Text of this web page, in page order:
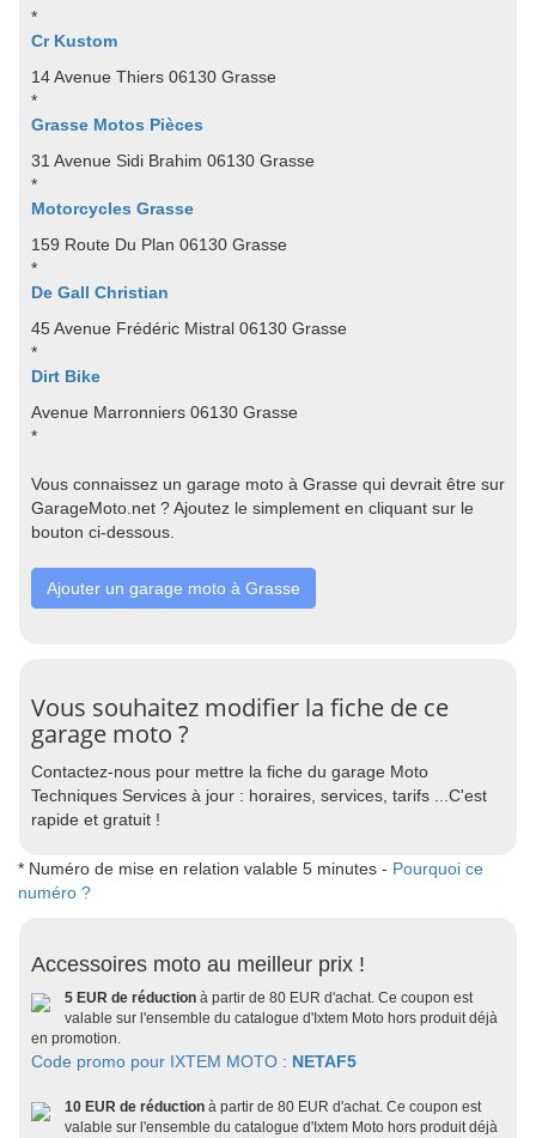
*
Cr Kustom
14 Avenue Thiers 06130 Grasse
*
Grasse Motos Pièces
31 Avenue Sidi Brahim 06130 Grasse
*
Motorcycles Grasse
159 Route Du Plan 06130 Grasse
*
De Gall Christian
45 Avenue Frédéric Mistral 06130 Grasse
*
Dirt Bike
Avenue Marronniers 06130 Grasse
*
Vous connaissez un garage moto à Grasse qui devrait être sur
GarageMoto.net ? Ajoutez le simplement en cliquant sur le
bouton ci-dessous.
Ajouter un garage moto à Grasse
Vous souhaitez modifier la fiche de ce
garage moto ?
Contactez-nous pour mettre la fiche du garage Moto
Techniques Services à jour : horaires, services, tarifs ...C'est
rapide et gratuit !
* Numéro de mise en relation valable 5 minutes - Pourquoi ce
numéro ?
Accessoires moto au meilleur prix !
5 EUR de réduction à partir de 80 EUR d'achat. Ce coupon est
valable sur l'ensemble du catalogue d'Ixtem Moto hors produit déjà
en promotion.
Code promo pour IXTEM MOTO : NETAF5
10 EUR de réduction à partir de 80 EUR d'achat. Ce coupon est
valable sur l'ensemble du catalogue d'Ixtem Moto hors produit déjà